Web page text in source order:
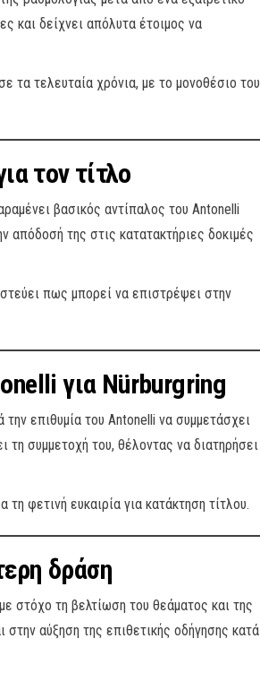
και δείχνει απόλυτα έτοιμος να
τα τελευταία χρόνια, με το μονοθέσιο του
τον τίτλο
βασικός αντίπαλος του Antonelli
απόδοσή της στις κατατακτήριες δοκιμές
πως μπορεί να επιστρέψει στην
για Nürburgring
επιθυμία του Antonelli να συμμετάσχει
συμμετοχή του, θέλοντας να διατηρήσει
φετινή ευκαιρία για κατάκτηση τίτλου.
δράση
στόχο τη βελτίωση του θεάματος και της
αύξηση της επιθετικής οδήγησης κατά